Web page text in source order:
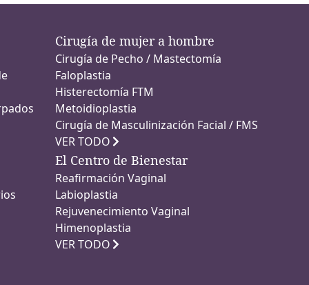
Cirugía de mujer a hombre
Cirugía de Pecho / Mastectomía
Faloplastia
Histerectomía FTM
Metoidioplastia
Cirugía de Masculinización Facial / FMS
VER TODO
El Centro de Bienestar
Reafirmación Vaginal
Labioplastia
Rejuvenecimiento Vaginal
Himenoplastia
VER TODO